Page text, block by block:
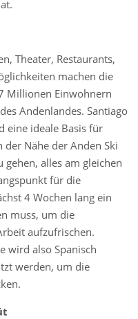
Theater, Restaurants,
machen die
Millionen Einwohnern
Andenlandes. Santiago
eine ideale Basis für
Nähe der Anden Ski
alles am gleichen
für die
4 Wochen lang ein
muss, um die
aufzufrischen.
wird also Spanisch
werden, um die